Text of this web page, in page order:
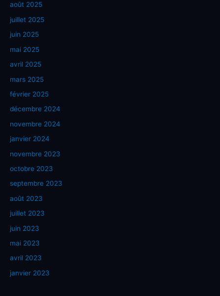
août 2025
juillet 2025
juin 2025
mai 2025
avril 2025
mars 2025
février 2025
décembre 2024
novembre 2024
janvier 2024
novembre 2023
octobre 2023
septembre 2023
août 2023
juillet 2023
juin 2023
mai 2023
avril 2023
janvier 2023